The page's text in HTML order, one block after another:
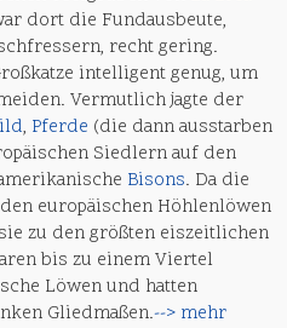
dort die Fundausbeute,
recht gering.
intelligent genug, um
Vermutlich jagte der
, Pferde (die dann ausstarben
Siedlern auf den
Bisons. Da die
europäischen Höhlenlöwen
zu den größten eiszeitlichen
bis zu einem Viertel
Löwen und hatten
Gliedmaßen.--> mehr